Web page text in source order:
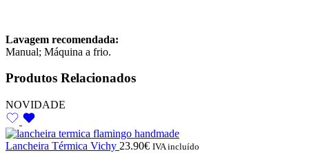
Lavagem recomendada:
Manual; Máquina a frio.
Produtos Relacionados
NOVIDADE
Lancheira Térmica Vichy 23.90€ IVA incluído